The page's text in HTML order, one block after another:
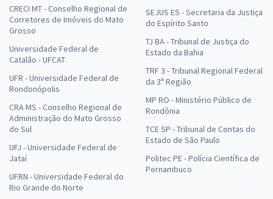
CRECI MT - Conselho Regional de
Corretores de Imóveis do Mato
Grosso
Universidade Federal de
Catalão - UFCAT
UFR - Universidade Federal de
Rondonópolis
CRA MS - Conselho Regional de
Administração do Mato Grosso
do Sul
UFJ - Universidade Federal de
Jataí
UFRN - Universidade Federal do
Rio Grande do Norte
SEJUS ES - Secretaria da Justiça
do Espírito Santo
TJ BA - Tribunal de Justiça do
Estado da Bahia
TRF 3 - Tribunal Regional Federal
da 3ª Região
MP RO - Ministério Público de
Rondônia
TCE SP - Tribunal de Contas do
Estado de São Paulo
Politec PE - Polícia Científica de
Pernambuco